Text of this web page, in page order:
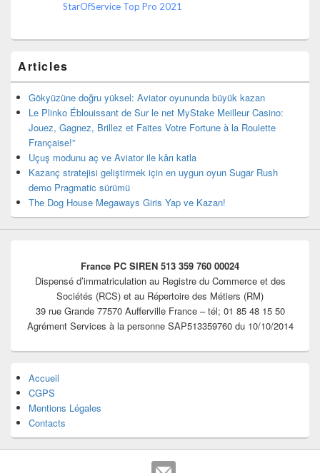
StarOfService Top Pro 2021
Articles
Gökyüzüne doğru yüksel: Aviator oyununda büyük kazan
Le Plinko Éblouissant de Sur le net MyStake Meilleur Casino:
Jouez, Gagnez, Brillez et Faites Votre Fortune à la Roulette
Française!”
Uçuş modunu aç ve Aviator ile kârı katla
Kazanç stratejisi geliştirmek için en uygun oyun Sugar Rush
demo Pragmatic sürümü
The Dog House Megaways Giris Yap ve Kazan!
France PC SIREN 513 359 760 00024
Dispensé d’immatriculation au Registre du Commerce et des
Sociétés (RCS) et au Répertoire des Métiers (RM)
39 rue Grande 77570 Aufferville France – tél; 01 85 48 15 50
Agrément Services à la personne SAP513359760 du 10/10/2014
Accueil
CGPS
Mentions Légales
Contacts